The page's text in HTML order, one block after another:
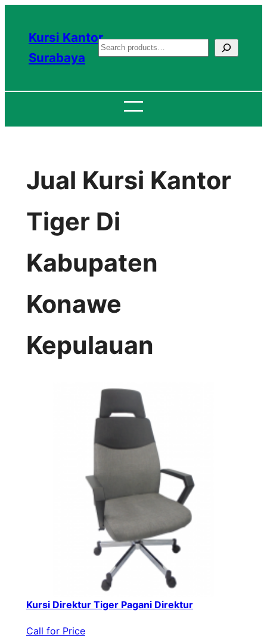
konten
Kursi Kantor
Surabaya
S
a
c
Jual Kursi Kantor
Tiger Di
Kabupaten
Konawe
Kepulauan
Kursi Direktur Tiger Pagani Direktur
Call for Price